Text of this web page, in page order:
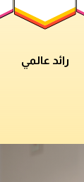
رائد عالمي